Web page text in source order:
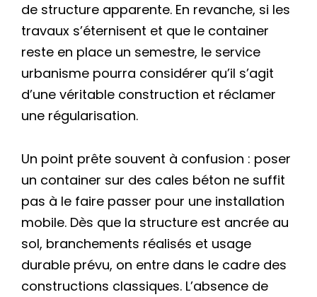
de structure apparente. En revanche, si les
travaux s’éternisent et que le container
reste en place un semestre, le service
urbanisme pourra considérer qu’il s’agit
d’une véritable construction et réclamer
une régularisation.
Un point prête souvent à confusion : poser
un container sur des cales béton ne suffit
pas à le faire passer pour une installation
mobile. Dès que la structure est ancrée au
sol, branchements réalisés et usage
durable prévu, on entre dans le cadre des
constructions classiques. L’absence de